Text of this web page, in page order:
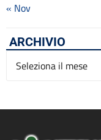
« Nov
ARCHIVIO
Archivio